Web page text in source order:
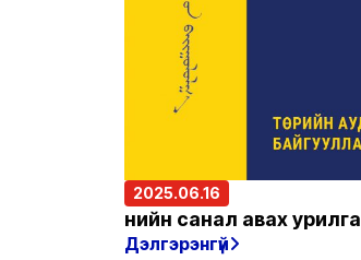
2025.06.16
Үнийн санал авах урилга
Дэлгэрэнгүй